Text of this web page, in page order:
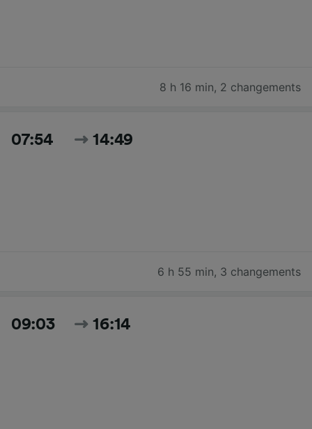
8 h 16 min, 2 changements
07:54 14:49
6 h 55 min, 3 changements
09:03 16:14